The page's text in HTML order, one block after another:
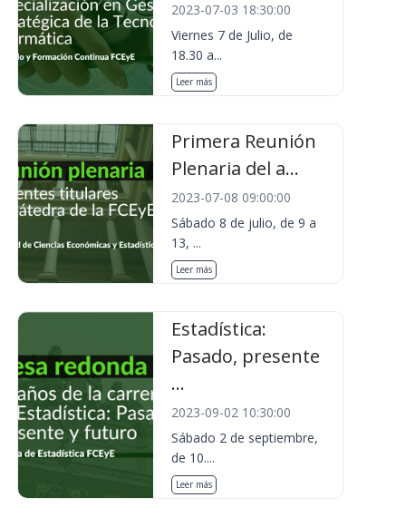
2023-07-03 18:30:00
Viernes 7 de Julio, de
18.30 a...
Leer más
Primera Reunión
Plenaria del a...
2023-07-08 09:00:00
Sábado 8 de julio, de 9 a
13, ...
Leer más
Estadística:
Pasado, presente
...
2023-09-02 10:30:00
Sábado 2 de septiembre,
de 10....
Leer más